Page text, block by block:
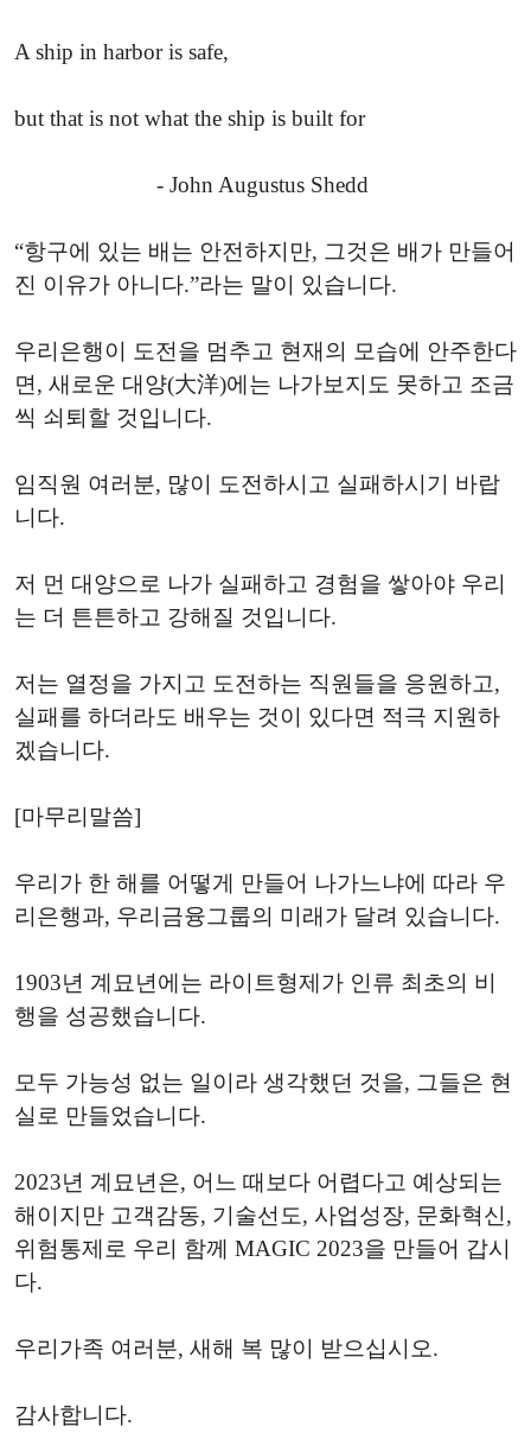
A ship in harbor is safe,
but that is not what the ship is built for
- John Augustus Shedd
“항구에 있는 배는 안전하지만, 그것은 배가 만들어
진 이유가 아니다.”라는 말이 있습니다.
우리은행이 도전을 멈추고 현재의 모습에 안주한다
면, 새로운 대양(大洋)에는 나가보지도 못하고 조금
씩 쇠퇴할 것입니다.
임직원 여러분, 많이 도전하시고 실패하시기 바랍
니다.
저 먼 대양으로 나가 실패하고 경험을 쌓아야 우리
는 더 튼튼하고 강해질 것입니다.
저는 열정을 가지고 도전하는 직원들을 응원하고,
실패를 하더라도 배우는 것이 있다면 적극 지원하
겠습니다.
[마무리말씀]
우리가 한 해를 어떻게 만들어 나가느냐에 따라 우
리은행과, 우리금융그룹의 미래가 달려 있습니다.
1903년 계묘년에는 라이트형제가 인류 최초의 비
행을 성공했습니다.
모두 가능성 없는 일이라 생각했던 것을, 그들은 현
실로 만들었습니다.
2023년 계묘년은, 어느 때보다 어렵다고 예상되는
해이지만 고객감동, 기술선도, 사업성장, 문화혁신,
위험통제로 우리 함께 MAGIC 2023을 만들어 갑시
다.
우리가족 여러분, 새해 복 많이 받으십시오.
감사합니다.